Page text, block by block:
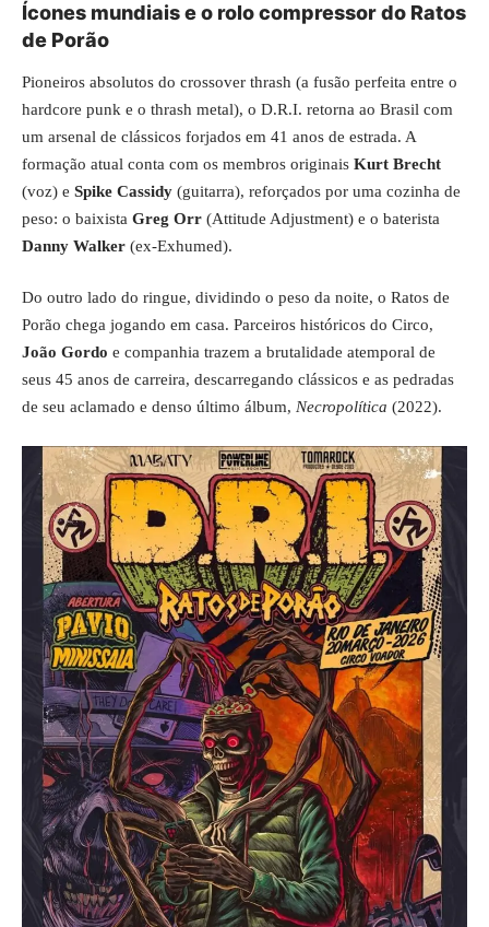
Ícones mundiais e o rolo compressor do Ratos
de Porão
Pioneiros absolutos do crossover thrash (a fusão perfeita entre o
hardcore punk e o thrash metal), o D.R.I. retorna ao Brasil com
um arsenal de clássicos forjados em 41 anos de estrada. A
formação atual conta com os membros originais Kurt Brecht
(voz) e Spike Cassidy (guitarra), reforçados por uma cozinha de
peso: o baixista Greg Orr (Attitude Adjustment) e o baterista
Danny Walker (ex-Exhumed).
Do outro lado do ringue, dividindo o peso da noite, o Ratos de
Porão chega jogando em casa. Parceiros históricos do Circo,
João Gordo e companhia trazem a brutalidade atemporal de
seus 45 anos de carreira, descarregando clássicos e as pedradas
de seu aclamado e denso último álbum, Necropolítica (2022).